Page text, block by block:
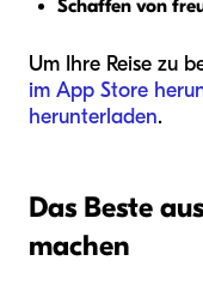
Schaffen von
Um Ihre Reise zu
im App Store
herunterladen.
Das Beste
machen